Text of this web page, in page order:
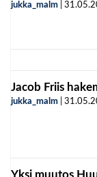
jukka_malm
Jacob Friis
jukka_malm